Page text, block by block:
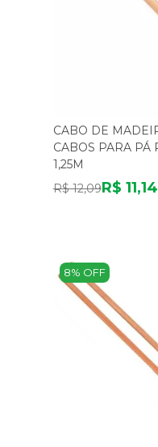
CABO DE
CABOS PARA PÁ
1,25M
R$ 12,09R$ 11,14
8% OFF